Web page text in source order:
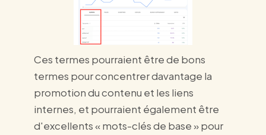
Ces termes pourraient être de bons
termes pour concentrer davantage la
promotion du contenu et les liens
internes, et pourraient également être
d'excellents « mots-clés de base » pour